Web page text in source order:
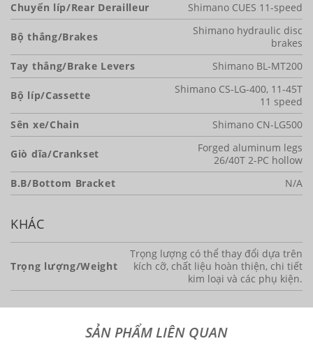
Chuyển líp/Rear Derailleur
Shimano CUES 11-speed
Bộ thắng/Brakes
Shimano hydraulic disc
brakes
Tay thắng/Brake Levers
Shimano BL-MT200
Bộ líp/Cassette
Shimano CS-LG-400, 11-45T
11 speed
Sên xe/Chain
Shimano CN-LG500
Giò dĩa/Crankset
Forged aluminum legs
26/40T 2-PC hollow
B.B/Bottom Bracket
N/A
KHÁC
Trọng lượng/Weight
Trọng lượng có thể thay đổi dựa trên
kích cỡ, chất liệu hoàn thiện, chi tiết
kim loại và các phụ kiện.